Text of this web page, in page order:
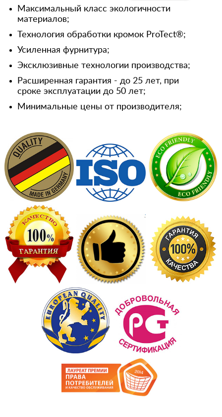
Максимальный класс экологичности
материалов;
Технология обработки кромок ProTect®;
Усиленная фурнитура;
Эксклюзивные технологии производства;
Расширенная гарантия - до 25 лет, при
сроке эксплуатации до 50 лет;
Минимальные цены от производителя;